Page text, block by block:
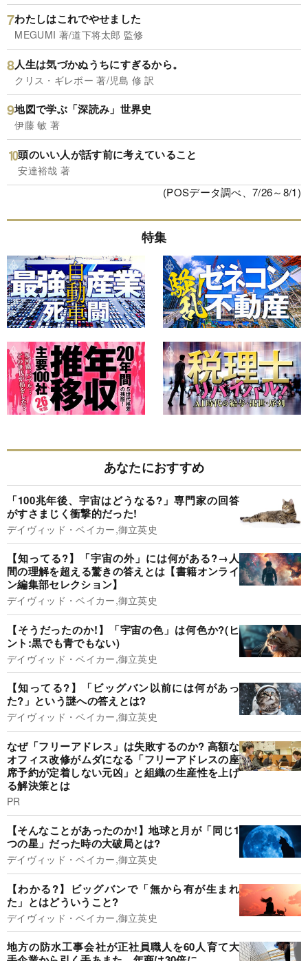
わたしはこれでやせました
MEGUMI 著/道下将太郎 監修
人生は気づかぬうちにすぎるから。
クリス・ギレボー 著/児島 修 訳
地図で学ぶ「深読み」世界史
伊藤 敏 著
頭のいい人が話す前に考えていること
安達裕哉 著
(POSデータ調べ、7/26～8/1)
特集
あなたにおすすめ
「100兆年後、宇宙はどうなる?」専門家の回答
がすさまじく衝撃的だった!
デイヴィッド・ベイカー,御立英史
【知ってる?】「宇宙の外」には何がある?→人
間の理解を超える驚きの答えとは【書籍オンライ
ン編集部セレクション】
デイヴィッド・ベイカー,御立英史
【そうだったのか!】「宇宙の色」は何色か?(ヒ
ント:黒でも青でもない)
デイヴィッド・ベイカー,御立英史
【知ってる?】「ビッグバン以前には何があっ
た?」という謎への答えとは?
デイヴィッド・ベイカー,御立英史
なぜ「フリーアドレス」は失敗するのか? 高額な
オフィス改修がムダになる「フリーアドレスの座
席予約が定着しない元凶」と組織の生産性を上げ
る解決策とは
PR
【そんなことがあったのか!】地球と月が「同じ1
つの星」だった時の大破局とは?
デイヴィッド・ベイカー,御立英史
【わかる?】ビッグバンで「無から有が生まれ
た」とはどういうこと?
デイヴィッド・ベイカー,御立英史
地方の防水工事会社が正社員職人を60人育て大